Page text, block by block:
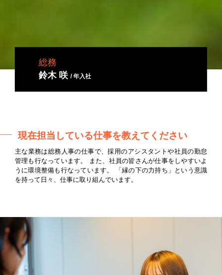
総務
鈴木 咲 / 年入社
現在担当している仕事を教えてください
主な業務は総務人事の仕事で、採用のアシスタントや社員の勤怠
管理も行なっています。 また、社員の皆さんが仕事をしやすいよ
うに環境整備も行なっています。 「縁の下の力持ち」という意識
を持って日々、仕事に取り組んでいます。